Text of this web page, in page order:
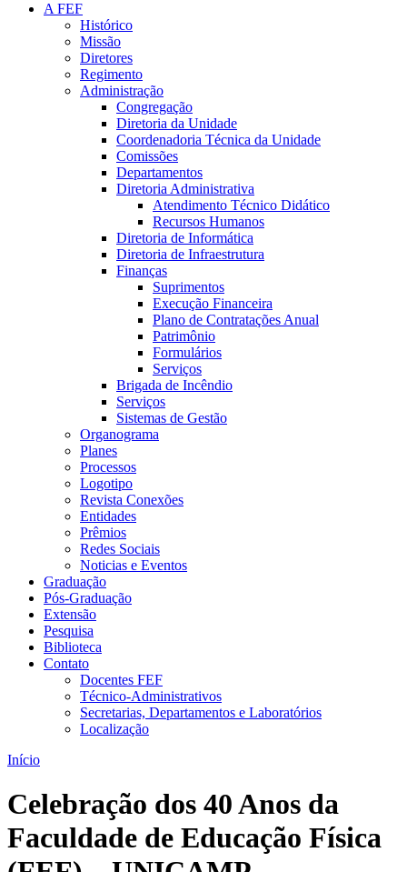
A FEF
Histórico
Missão
Diretores
Regimento
Administração
Congregação
Diretoria da Unidade
Coordenadoria Técnica da Unidade
Comissões
Departamentos
Diretoria Administrativa
Atendimento Técnico Didático
Recursos Humanos
Diretoria de Informática
Diretoria de Infraestrutura
Finanças
Suprimentos
Execução Financeira
Plano de Contratações Anual
Patrimônio
Formulários
Serviços
Brigada de Incêndio
Serviços
Sistemas de Gestão
Organograma
Planes
Processos
Logotipo
Revista Conexões
Entidades
Prêmios
Redes Sociais
Noticias e Eventos
Graduação
Pós-Graduação
Extensão
Pesquisa
Biblioteca
Contato
Docentes FEF
Técnico-Administrativos
Secretarias, Departamentos e Laboratórios
Localização
Início
Celebração dos 40 Anos da
Faculdade de Educação Física